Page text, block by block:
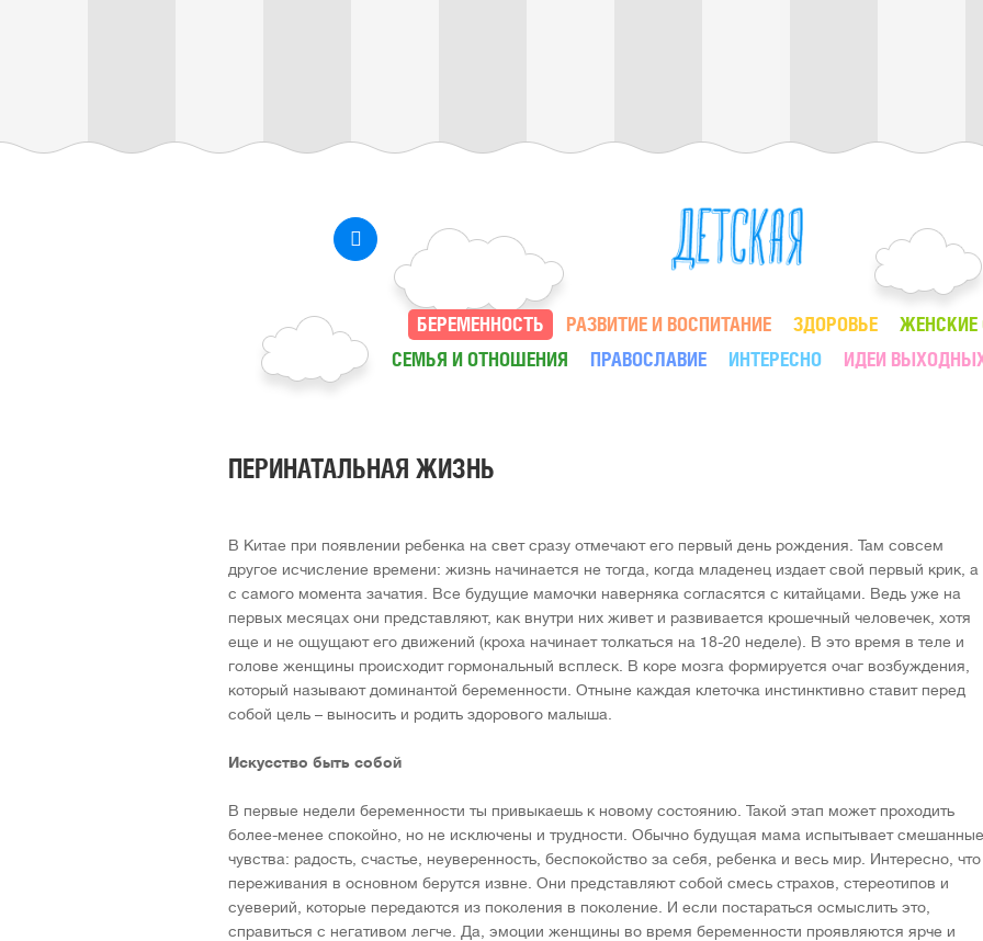
БЕРЕМЕННОСТЬ РАЗВИТИЕ И ВОСПИТАНИЕ ЗДОРОВЬЕ
ЖЕНСКИЕ
СЕМЬЯ И ОТНОШЕНИЯ
ПРАВОСЛАВИЕ ИНТЕРЕСНО ИДЕИ
ПЕРИНАТАЛЬНАЯ ЖИЗНЬ
В Китае при появлении ребенка на свет сразу отмечают его первый день рождения. Там совсем
другое исчисление времени: жизнь начинается не тогда, когда младенец издает свой первый крик, а
с самого момента зачатия. Все будущие мамочки наверняка согласятся с китайцами. Ведь уже на
первых месяцах они представляют, как внутри них живет и развивается крошечный человечек, хотя
еще и не ощущают его движений (кроха начинает толкаться на 18-20 неделе). В это время в теле и
голове женщины происходит гормональный всплеск. В коре мозга формируется очаг возбуждения,
который называют доминантой беременности. Отныне каждая клеточка инстинктивно ставит перед
собой цель – выносить и родить здорового малыша.
Искусство быть собой
В первые недели беременности ты привыкаешь к новому состоянию. Такой этап может проходить
более-менее спокойно, но не исключены и трудности. Обычно будущая мама испытывает смешанные
чувства: радость, счастье, неуверенность, беспокойство за себя, ребенка и весь мир. Интересно, что
переживания в основном берутся извне. Они представляют собой смесь страхов, стереотипов и
суеверий, которые передаются из поколения в поколение. И если постараться осмыслить это,
справиться с негативом легче. Да, эмоции женщины во время беременности проявляются ярче и